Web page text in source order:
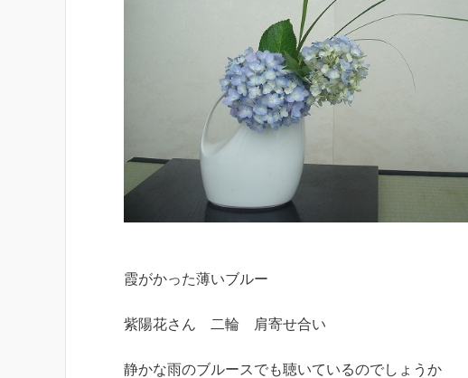
霞がかった薄いブルー
紫陽花さん 二輪 肩寄せ合い
静かな雨のブルースでも聴いているのでしょうか